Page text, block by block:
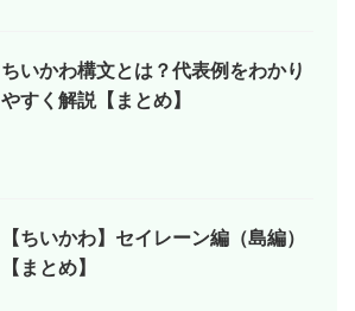
ちいかわ構文とは？代表例をわかり
やすく解説【まとめ】
【ちいかわ】セイレーン編（島編）
【まとめ】